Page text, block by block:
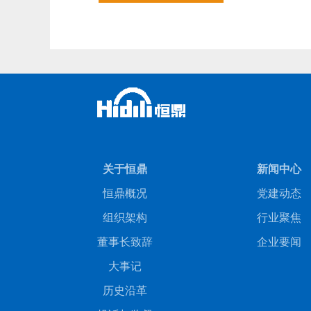
关于恒鼎
恒鼎概况
组织架构
董事长致辞
大事记
历史沿革
新闻中心
党建动态
行业聚焦
企业要闻